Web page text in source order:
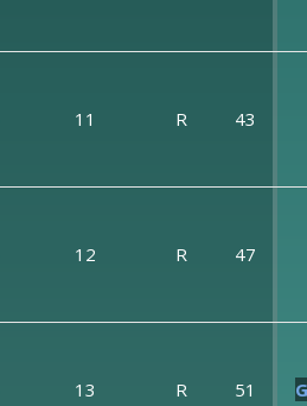
11 R 43
12 R 47
13 R 51